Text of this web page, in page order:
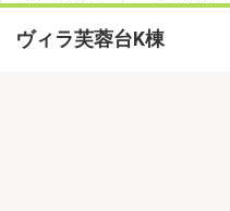
ヴィラ芙蓉台K棟